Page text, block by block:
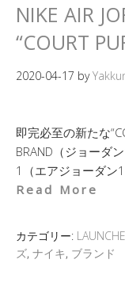
NIKE AIR
“COURT
2020-04-17 by
即完必至の新たな
BRAND（ジョーダ
1（エアジョーダン1
Read More
カテゴリー:
ズ, ナイキ, ブランド